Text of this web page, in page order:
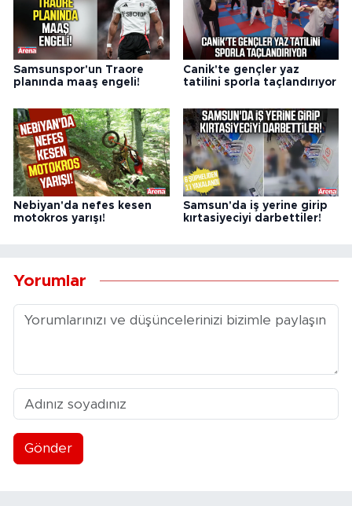
Samsunspor'un Traore
planında maaş engeli!
Canik'te gençler yaz
tatilini sporla taçlandırıyor
Nebiyan'da nefes kesen
motokros yarışı!
Samsun'da iş yerine girip
kırtasiyeciyi darbettiler!
Yorumlar
Gönder